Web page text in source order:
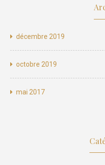
décembre 2019
octobre 2019
mai 2017